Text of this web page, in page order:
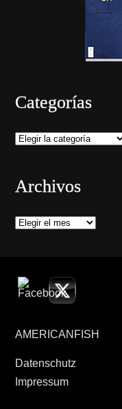
Categorías
Categorías
Archivos
Archivos
AMERICANFISH
Datenschutz
Impressum